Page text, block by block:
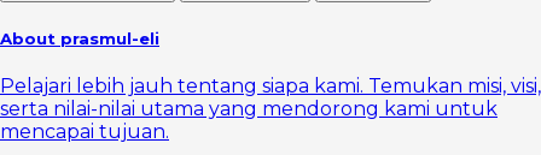
About prasmul-eli
Pelajari lebih jauh tentang siapa kami. Temukan misi, visi,
serta nilai-nilai utama yang mendorong kami untuk
mencapai tujuan.